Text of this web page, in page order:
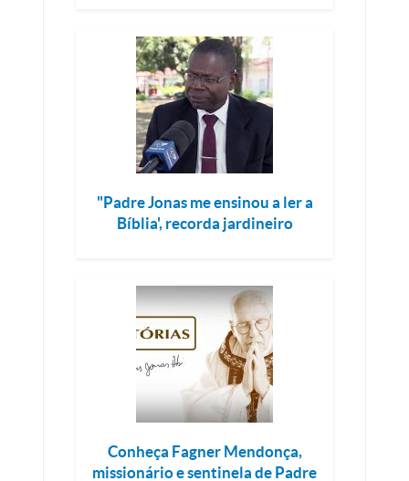
"Padre Jonas me ensinou a ler a
Bíblia', recorda jardineiro
Conheça Fagner Mendonça,
missionário e sentinela de Padre